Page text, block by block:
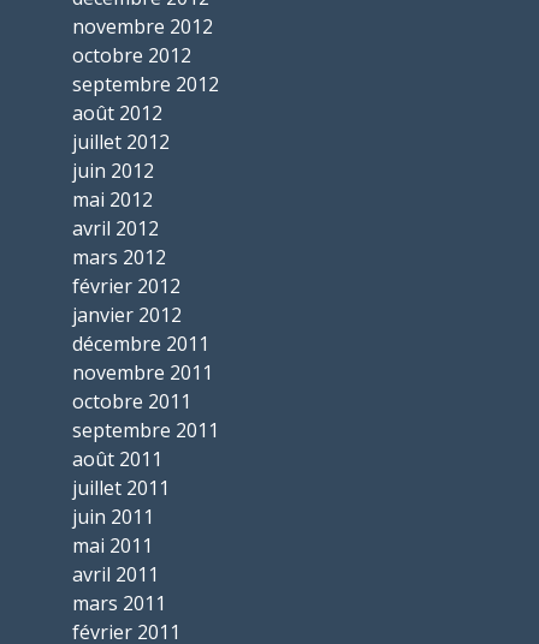
novembre 2012
octobre 2012
septembre 2012
août 2012
juillet 2012
juin 2012
mai 2012
avril 2012
mars 2012
février 2012
janvier 2012
décembre 2011
novembre 2011
octobre 2011
septembre 2011
août 2011
juillet 2011
juin 2011
mai 2011
avril 2011
mars 2011
février 2011